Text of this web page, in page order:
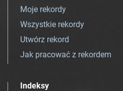
Moje rekordy
Wszystkie rekordy
Utwórz rekord
Jak pracować z rekordem
Indeksy